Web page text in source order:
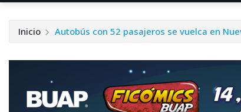
Inicio Autobús con 52 pasajeros se vuelca en